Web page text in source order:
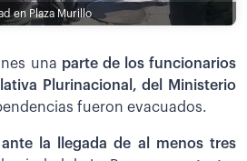
en Plaza Murillo
una parte de los funcionarios
Plurinacional, del Ministerio
fueron evacuados.
la llegada de al menos tres